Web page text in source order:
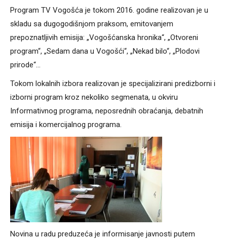
Program TV Vogošća je tokom 2016. godine realizovan je u
skladu sa dugogodišnjom praksom, emitovanjem
prepoznatljivih emisija: „Vogošćanska hronika“, „Otvoreni
program“, „Sedam dana u Vogošći“, „Nekad bilo“, „Plodovi
prirode“…
Tokom lokalnih izbora realizovan je specijalizirani predizborni i
izborni program kroz nekoliko segmenata, u okviru
Informativnog programa, neposrednih obraćanja, debatnih
emisija i komercijalnog programa.
Novina u radu preduzeća je informisanje javnosti putem